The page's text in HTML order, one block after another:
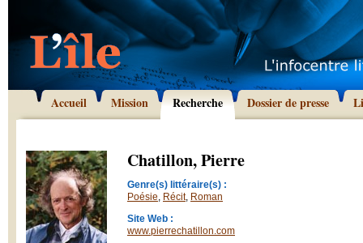
Accueil Mission Recherche Dossier de presse
Chatillon, Pierre
Genre(s) littéraire(s) :
Poésie, Récit, Roman
Site Web :
www.pierrechatillon.com